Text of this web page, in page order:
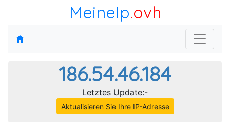
MeineIp.ovh
186.54.46.184
Letztes Update:-
Aktualisieren Sie Ihre IP-Adresse